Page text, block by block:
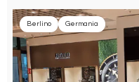
Berlino Germania